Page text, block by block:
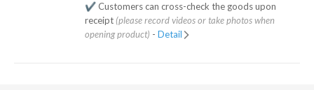
✔️ Customers can cross-check the goods upon
receipt (please record videos or take photos when
opening product) - Detail